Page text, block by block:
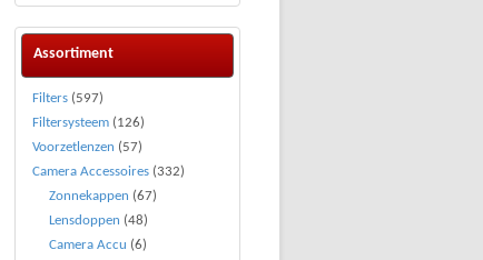
Assortiment
Filters (597)
Filtersysteem (126)
Voorzetlenzen (57)
Camera Accessoires (332)
Zonnekappen (67)
Lensdoppen (48)
Camera Accu (6)